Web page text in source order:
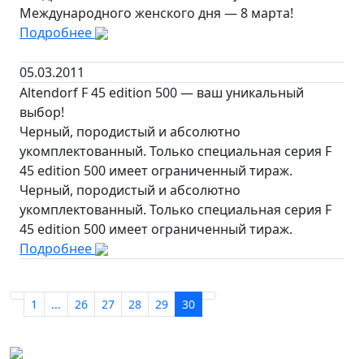
Международного женского дня — 8 марта!
Подробнее
05.03.2011
Altendorf F 45 edition 500 — ваш уникальный
выбор!
Черный, породистый и абсолютно
укомплектованный. Только специальная серия F
45 edition 500 имеет ограниченный тираж.
Черный, породистый и абсолютно
укомплектованный. Только специальная серия F
45 edition 500 имеет ограниченный тираж.
Подробнее
1 ... 26 27 28 29 30